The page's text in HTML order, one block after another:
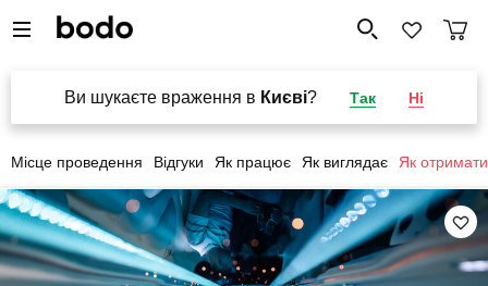
Ви шукаєте враження в Києві? Так Ні
Місце проведення Відгуки Як працює Як виглядає Як отримати